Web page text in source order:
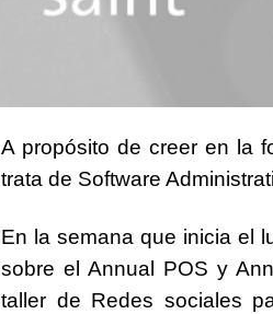
A propósito de creer en la
trata de Software
En la semana que inicia el
sobre el Annual POS y
taller de Redes sociales